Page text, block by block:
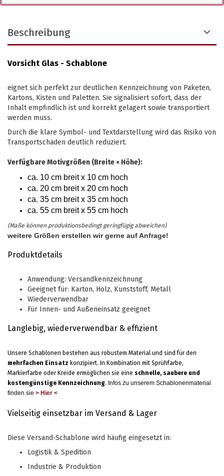
Beschreibung
Vorsicht Glas - Schablone
eignet sich perfekt zur deutlichen Kennzeichnung von Paketen,
Kartons, Kisten und Paletten. Sie signalisiert sofort, dass der
Inhalt empfindlich ist und korrekt gelagert sowie transportiert
werden muss.
Durch die klare Symbol- und Textdarstellung wird das Risiko von
Transportschäden deutlich reduziert.
Verfügbare Motivgrößen (Breite × Höhe):
ca. 10 cm breit x 10 cm hoch
ca. 20 cm breit x 20 cm hoch
ca. 35 cm breit x 35 cm hoch
ca. 55 cm breit x 55 cm hoch
(Maße können produktionsbedingt geringfügig abweichen)
weitere Größen erstellen wir gerne auf Anfrage!
Produktdetails
Anwendung: Versandkennzeichnung
Geeignet für: Karton, Holz, Kunststoff, Metall
Wiederverwendbar
Für Innen- und Außeneinsatz geeignet
Langlebig, wiederverwendbar & effizient
Unsere Schablonen bestehen aus robustem Material und sind für den
mehrfachen Einsatz konzipiert. In Kombination mit Sprühfarbe,
Markierfarbe oder Kreide ermöglichen sie eine schnelle, saubere und
kostengünstige Kennzeichnung. Infos zu unserem Schablonenmaterial
finden sie > Hier <
Vielseitig einsetzbar im Versand & Lager
Diese Versand-Schablone wird häufig eingesetzt in:
Logistik & Spedition
Industrie & Produktion